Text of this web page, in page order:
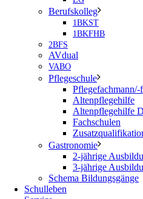
Berufskolleg
1BKST
1BKFHB
2BFS
AVdual
VABO
Pflegeschule
Pflegefachmann/-
Altenpflegehilfe
Altenpflegehilfe
Fachschulen
Gastronomie
2-jährige
3-jährige
Schema Bildungsgänge
Schulleben